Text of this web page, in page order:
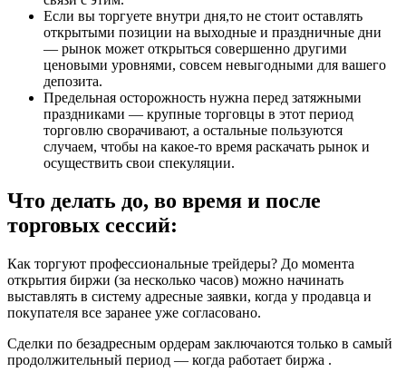
Если вы торгуете внутри дня,то не стоит оставлять
открытыми позиции на выходные и праздничные дни
— рынок может открыться совершенно другими
ценовыми уровнями, совсем невыгодными для вашего
депозита.
Предельная осторожность нужна перед затяжными
праздниками — крупные торговцы в этот период
торговлю сворачивают, а остальные пользуются
случаем, чтобы на какое-то время раскачать рынок и
осуществить свои спекуляции.
Что делать до, во время и после
торговых сессий:
Как торгуют профессиональные трейдеры? До момента
открытия биржи (за несколько часов) можно начинать
выставлять в систему адресные заявки, когда у продавца и
покупателя все заранее уже согласовано.
Сделки по безадресным ордерам заключаются только в самый
продолжительный период — когда работает биржа .